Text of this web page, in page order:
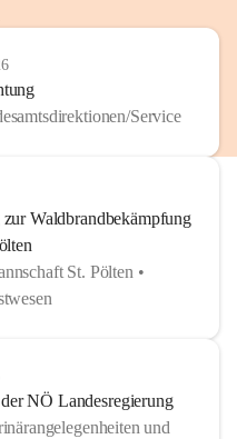
Service
Waldbrandbekämpfung
St. Pölten •
NÖ Landesregierung
und